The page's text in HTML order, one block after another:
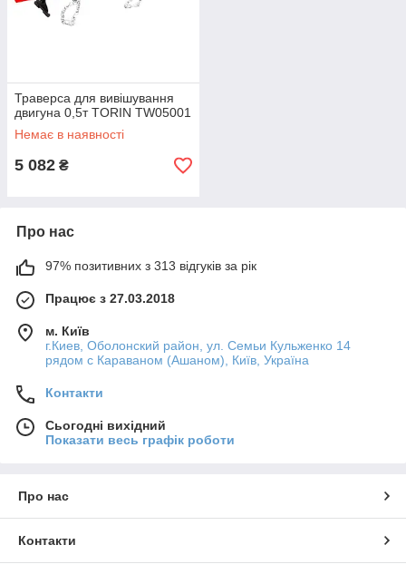
Траверса для вивішування
двигуна 0,5т TORIN TW05001
Немає в наявності
5 082 ₴
Про нас
97% позитивних з 313 відгуків за рік
Працює з 27.03.2018
м. Київ
г.Киев, Оболонский район, ул. Семьи Кульженко 14
рядом с Караваном (Ашаном), Київ, Україна
Контакти
Сьогодні вихідний
Показати весь графік роботи
Про нас
Контакти